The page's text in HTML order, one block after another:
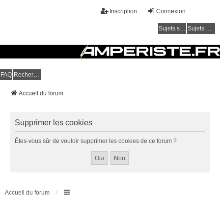
Connexion
Inscription
Sujets sans réponse Sujets actifs
Amperiste.fr - Forum
FAQ Rechercher
Accueil du forum
Supprimer les cookies
Êtes-vous sûr de vouloir supprimer les cookies de ce forum ?
Accueil du forum